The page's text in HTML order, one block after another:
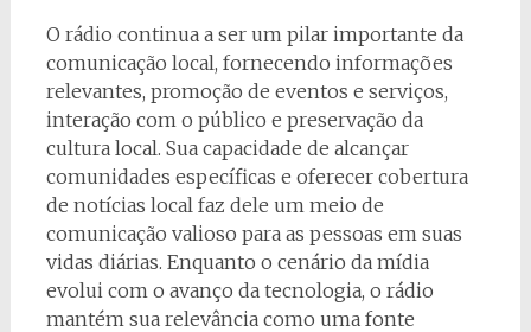
O rádio continua a ser um pilar importante da
comunicação local, fornecendo informações
relevantes, promoção de eventos e serviços,
interação com o público e preservação da
cultura local. Sua capacidade de alcançar
comunidades específicas e oferecer cobertura
de notícias local faz dele um meio de
comunicação valioso para as pessoas em suas
vidas diárias. Enquanto o cenário da mídia
evolui com o avanço da tecnologia, o rádio
mantém sua relevância como uma fonte